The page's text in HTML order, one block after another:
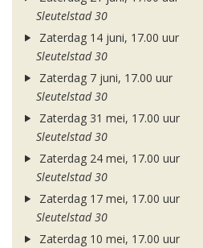
Sleutelstad 30
Zaterdag 14 juni, 17.00 uur
Sleutelstad 30
Zaterdag 7 juni, 17.00 uur
Sleutelstad 30
Zaterdag 31 mei, 17.00 uur
Sleutelstad 30
Zaterdag 24 mei, 17.00 uur
Sleutelstad 30
Zaterdag 17 mei, 17.00 uur
Sleutelstad 30
Zaterdag 10 mei, 17.00 uur